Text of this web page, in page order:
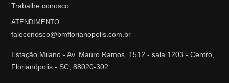
Trabalhe conosco
ATENDIMENTO
faleconosco@bmflorianopolis.com.br
Estação Milano - Av. Mauro Ramos, 1512 - sala 1203 - Centro,
Florianópolis - SC, 88020-302